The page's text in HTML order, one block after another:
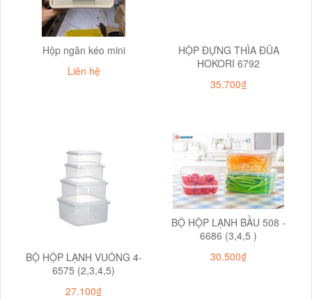
Hộp ngăn kéo mini
Liên hệ
HỘP ĐỰNG THÌA ĐŨA
HOKORI 6792
35.700₫
BỘ HỘP LẠNH VUÔNG 4-
6575 (2,3,4,5)
27.100₫
BỘ HỘP LẠNH BẦU 508 -
6686 (3,4,5 )
30.500₫